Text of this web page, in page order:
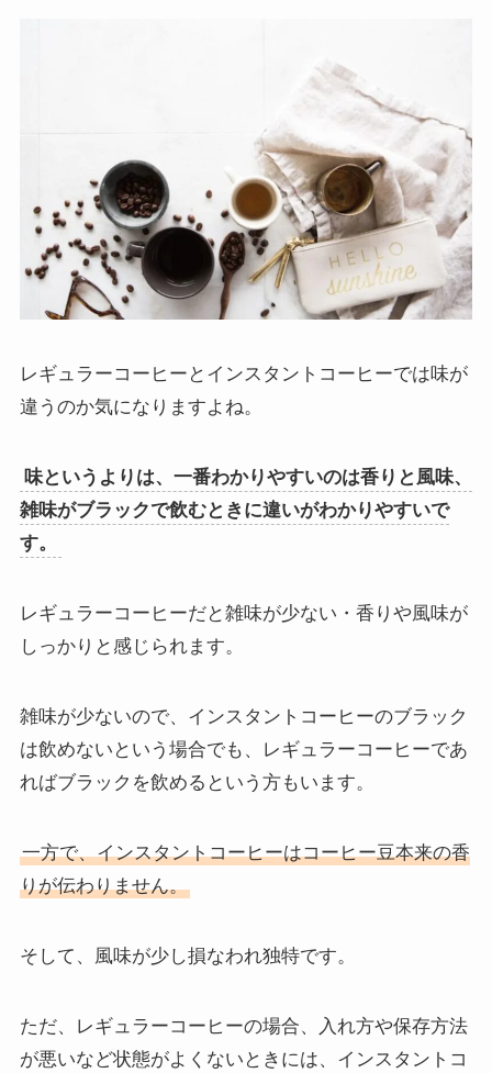
レギュラーコーヒーとインスタントコーヒーでは味が
違うのか気になりますよね。
味というよりは、一番わかりやすいのは香りと風味、
雑味がブラックで飲むときに違いがわかりやすいで
す。
レギュラーコーヒーだと雑味が少ない・香りや風味が
しっかりと感じられます。
雑味が少ないので、インスタントコーヒーのブラック
は飲めないという場合でも、レギュラーコーヒーであ
ればブラックを飲めるという方もいます。
一方で、インスタントコーヒーはコーヒー豆本来の香
りが伝わりません。
そして、風味が少し損なわれ独特です。
ただ、レギュラーコーヒーの場合、入れ方や保存方法
が悪いなど状態がよくないときには、インスタントコ